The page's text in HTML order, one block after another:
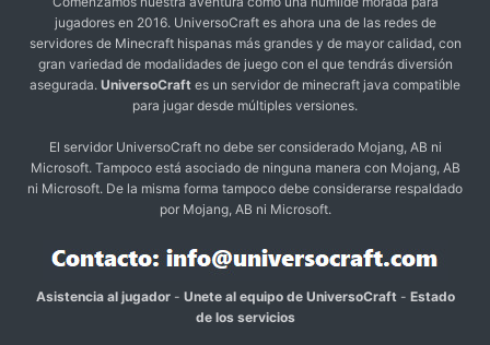
jugadores en 2016. UniversoCraft es ahora una de las redes de
servidores de Minecraft hispanas más grandes y de mayor calidad, con
gran variedad de modalidades de juego con el que tendrás diversión
asegurada. UniversoCraft es un servidor de minecraft java compatible
para jugar desde múltiples versiones.
El servidor UniversoCraft no debe ser considerado Mojang, AB ni
Microsoft. Tampoco está asociado de ninguna manera con Mojang, AB
ni Microsoft. De la misma forma tampoco debe considerarse respaldado
por Mojang, AB ni Microsoft.
Asistencia al jugador- Unete al equipo de UniversoCraft - Estado
de los servicios